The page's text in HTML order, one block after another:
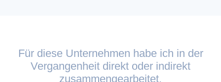
Für diese Unternehmen habe ich in der
Vergangenheit direkt oder indirekt
zusammengearbeitet.